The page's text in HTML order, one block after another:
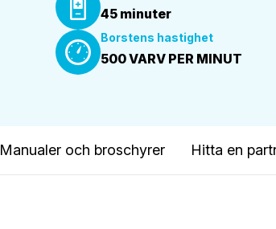
45 minuter
Borstens hastighet
500 VARV PER MINUT
Manualer och broschyrer Hitta en